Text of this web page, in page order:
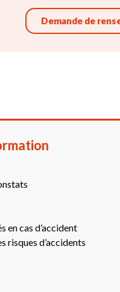
Demande de
en cas d’accident
risques d’accidents